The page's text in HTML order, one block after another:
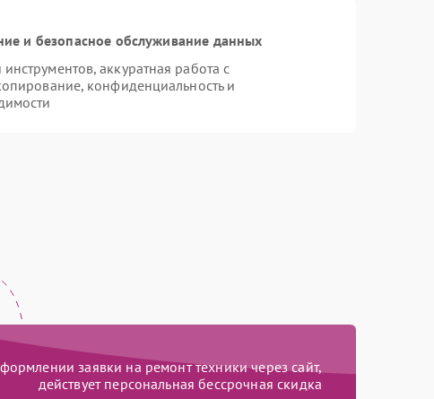
и безопасное обслуживание данных
аккуратная работа с
конфиденциальность и
заявки на ремонт техники через сайт,
действует персональная бессрочная скидка